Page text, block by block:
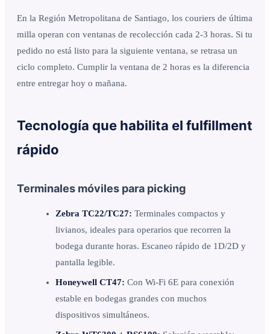
En la Región Metropolitana de Santiago, los couriers de última
milla operan con ventanas de recolección cada 2-3 horas. Si tu
pedido no está listo para la siguiente ventana, se retrasa un
ciclo completo. Cumplir la ventana de 2 horas es la diferencia
entre entregar hoy o mañana.
Tecnología que habilita el fulfillment
rápido
Terminales móviles para picking
Zebra TC22/TC27: Terminales compactos y
livianos, ideales para operarios que recorren la
bodega durante horas. Escaneo rápido de 1D/2D y
pantalla legible.
Honeywell CT47: Con Wi-Fi 6E para conexión
estable en bodegas grandes con muchos
dispositivos simultáneos.